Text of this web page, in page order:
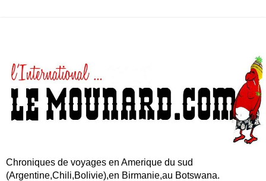
Chroniques de voyages en Amerique du sud
(Argentine,Chili,Bolivie),en Birmanie,au Botswana.